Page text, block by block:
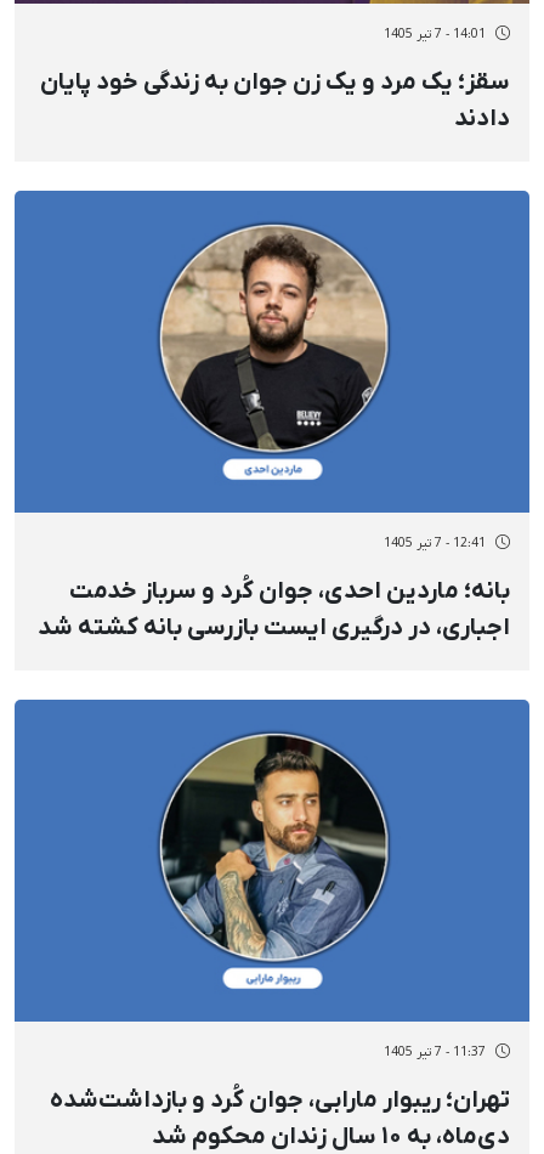
14:01 - 7 تیر 1405
سقز؛ یک مرد و یک زن جوان به زندگی خود پایان
دادند
12:41 - 7 تیر 1405
بانه؛ ماردین احدی، جوان کُرد و سرباز خدمت
اجباری، در درگیری ایست بازرسی بانه کشته شد
11:37 - 7 تیر 1405
تهران؛ ریبوار مارابی، جوان کُرد و بازداشت‌شده
دی‌ماه، به ۱۰ سال زندان محکوم شد